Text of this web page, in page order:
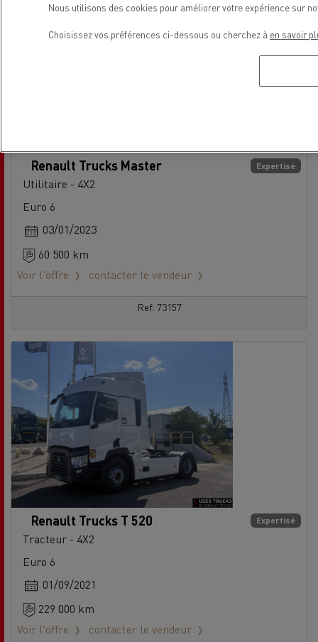
Expertisé
Renault Trucks Master
Utilitaire - 4X2
Euro 6
03/01/2023
60 500 km
Voir l'offre
contacter le vendeur
Ref: 73157
Expertisé
Renault Trucks T 520
Tracteur - 4X2
Euro 6
01/09/2021
229 000 km
Voir l'offre
contacter le vendeur
Nous utilisons des cookies pour améliorer votre expérience sur
Choisissez vos préférences ci-dessous ou cherchez à en savoir